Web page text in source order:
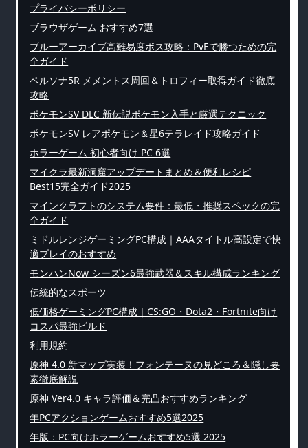
プライバシーポリシー
ブラウザゲーム おすすめ7選
ブルーアーカイブ高難易度ボス攻略：PvEで勝つための完
全ガイド
ペルソナ5R メメントス周回＆トロフィー取得ガイド徹底
攻略
ポケモンSV DLC 新伝説ポケモン入手と厳選テクニック
ポケモンSV レアポケモン＆星6テラレイド攻略ガイド
ホラーゲーム 初心者向け PC 6選
マイクラ最新洞窟アップデートまとめ＆便利レシピ
Best15完全ガイド2025
マインクラフトのシステム要件：最低・推奨スペックの完
全ガイド
ミドルレンジゲーミングPC構成｜AAAタイトル高設定で快
適プレイのおすすめ
モンハンNow シーズン6最強武器＆スキル構成ランキング
伝統的なスポーツ
低価格ゲーミングPC構成｜CS:GO・Dota2・Fortnite向け
コスパ最強ビルド
利用規約
原神 4.0 新マップ実装！フォンテーヌの見どころ＆隠し要
素徹底解説
原神 Ver4.0 キャラ評価＆完凸おすすめランキング
年PCアクションゲームおすすめ5選2025
年版：PC向けホラーゲームおすすめ5選 2025